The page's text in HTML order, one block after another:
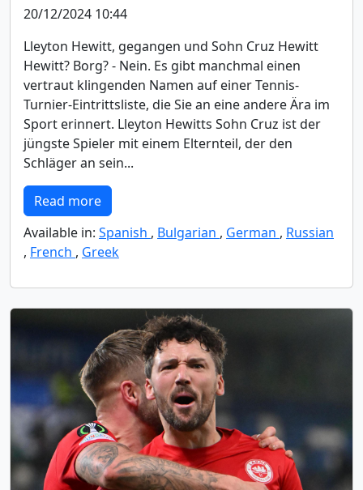
20/12/2024 10:44
Lleyton Hewitt, gegangen und Sohn Cruz Hewitt
Hewitt? Borg? - Nein. Es gibt manchmal einen
vertraut klingenden Namen auf einer Tennis-
Turnier-Eintrittsliste, die Sie an eine andere Ära im
Sport erinnert. Lleyton Hewitts Sohn Cruz ist der
jüngste Spieler mit einem Elternteil, der den
Schläger an sein...
Read more
Available in: Spanish , Bulgarian , German , Russian
, French , Greek